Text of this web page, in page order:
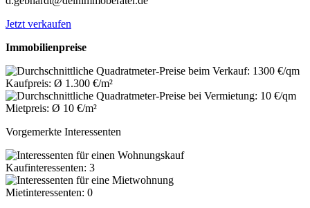
Jetzt verkaufen
Immobilienpreise
Kaufpreis: Ø 1.300 €/m²
Mietpreis: Ø 10 €/m²
Vorgemerkte Interessenten
Kaufinteressenten: 3
Mietinteressenten: 0